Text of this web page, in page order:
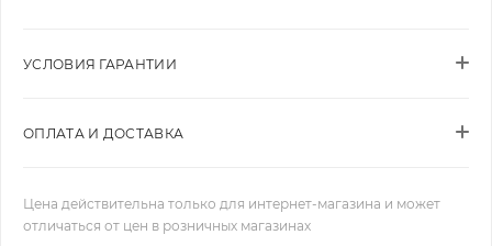
УСЛОВИЯ ГАРАНТИИ
ОПЛАТА И ДОСТАВКА
Цена действительна только для интернет-магазина и может
отличаться от цен в розничных магазинах